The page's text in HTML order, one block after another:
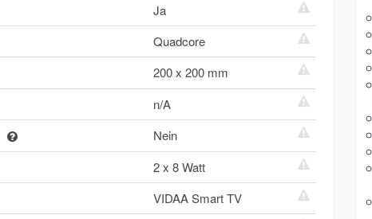
Ja
Quadcore
200 x 200 mm
n/A
Nein
2 x 8 Watt
VIDAA Smart TV